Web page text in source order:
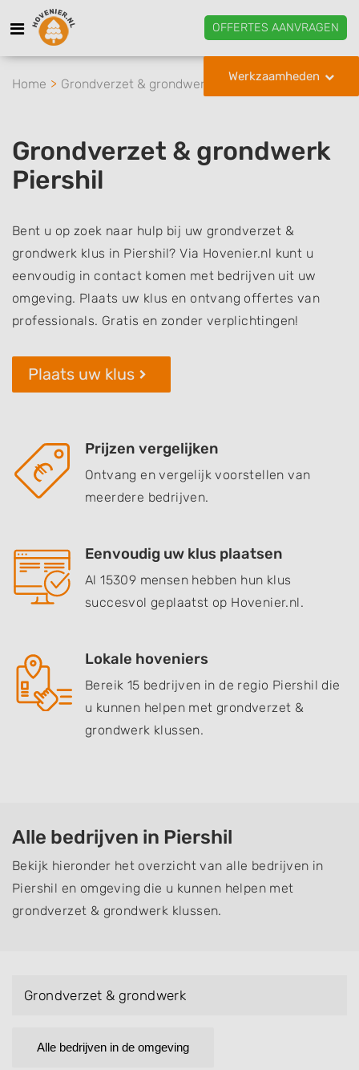
OFFERTES AANVRAGEN
Werkzaamheden
Home Grondverzet & grondwerk Piershil
Grondverzet & grondwerk
Piershil
Bent u op zoek naar hulp bij uw grondverzet &
grondwerk klus in Piershil? Via Hovenier.nl kunt u
eenvoudig in contact komen met bedrijven uit uw
omgeving. Plaats uw klus en ontvang offertes van
professionals. Gratis en zonder verplichtingen!
Plaats uw klus
Prijzen vergelijken
Ontvang en vergelijk voorstellen van
meerdere bedrijven.
Eenvoudig uw klus plaatsen
Al 15309 mensen hebben hun klus
succesvol geplaatst op Hovenier.nl.
Lokale hoveniers
Bereik 15 bedrijven in de regio Piershil die
u kunnen helpen met grondverzet &
grondwerk klussen.
Alle bedrijven in Piershil
Bekijk hieronder het overzicht van alle bedrijven in
Piershil en omgeving die u kunnen helpen met
grondverzet & grondwerk klussen.
Grondverzet & grondwerk
Alle bedrijven in de omgeving